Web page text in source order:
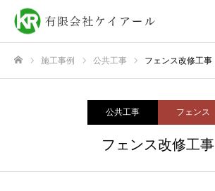
施工事例 公共工事 フェンス改修工事
公共工事 フェンス
フェンス改修工事